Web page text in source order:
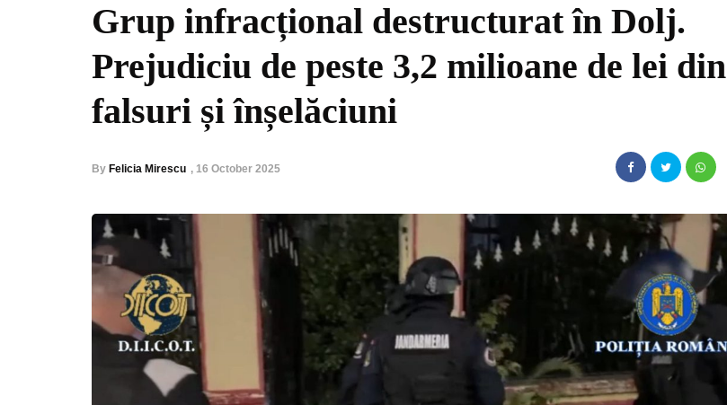
Grup infracțional destructurat în Dolj.
Prejudiciu de peste 3,2 milioane de lei din
falsuri și înșelăciuni
By Felicia Mirescu , 16 October 2025